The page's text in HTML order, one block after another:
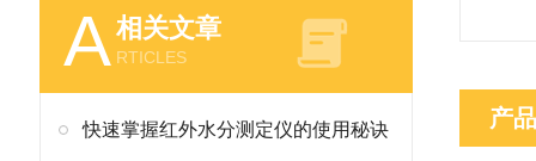
A相关文章
RTICLES
快速掌握红外水分测定仪的使用秘诀 产